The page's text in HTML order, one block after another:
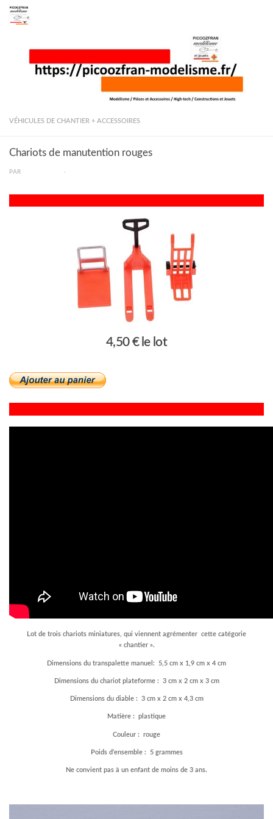
Skip to content
VÉHICULES DE CHANTIER + ACCESSOIRES
Chariots de manutention rouges
PAR ·
4,50 € le lot
Lot de trois chariots miniatures, qui viennent agrémenter cette catégorie
« chantier ».
Dimensions du transpalette manuel: 5,5 cm x 1,9 cm x 4 cm
Dimensions du chariot plateforme : 3 cm x 2 cm x 3 cm
Dimensions du diable : 3 cm x 2 cm x 4,3 cm
Matière : plastique
Couleur : rouge
Poids d’ensemble : 5 grammes
Ne convient pas à un enfant de moins de 3 ans.